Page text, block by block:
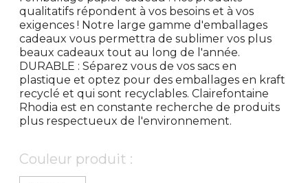
qualitatifs répondent à vos besoins et à vos
exigences ! Notre large gamme d'emballages
cadeaux vous permettra de sublimer vos plus
beaux cadeaux tout au long de l'année.
DURABLE : Séparez vous de vos sacs en
plastique et optez pour des emballages en kraft
recyclé et qui sont recyclables. Clairefontaine
Rhodia est en constante recherche de produits
plus respectueux de l'environnement.
Couleur produit :